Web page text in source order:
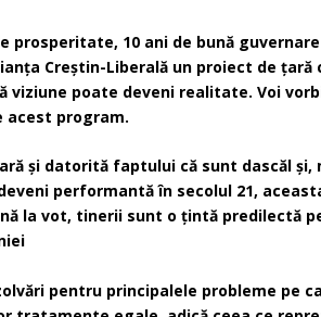
prosperitate, 10 ani de bună
Creștin-Liberală un proiect de țară
poate deveni realitate. Voi
acest program.
și datorită faptului că sunt dascăl și,
performantă în secolul 21,
la vot, tinerii sunt o țintă predilectă
pentru principalele probleme pe